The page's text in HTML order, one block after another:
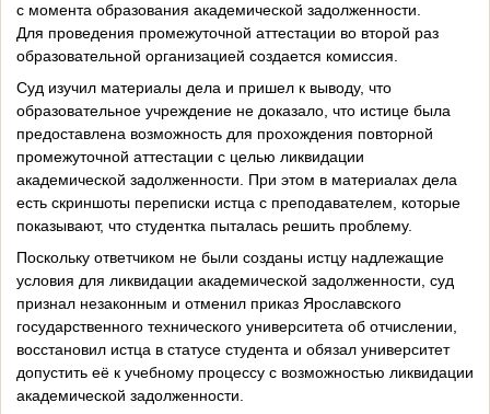
с момента образования академической задолженности.
Для проведения промежуточной аттестации во второй раз
образовательной организацией создается комиссия.
Суд изучил материалы дела и пришел к выводу, что
образовательное учреждение не доказало, что истице была
предоставлена возможность для прохождения повторной
промежуточной аттестации с целью ликвидации
академической задолженности. При этом в материалах дела
есть скриншоты переписки истца с преподавателем, которые
показывают, что студентка пыталась решить проблему.
Поскольку ответчиком не были созданы истцу надлежащие
условия для ликвидации академической задолженности, суд
признал незаконным и отменил приказ Ярославского
государственного технического университета об отчислении,
восстановил истца в статусе студента и обязал университет
допустить её к учебному процессу с возможностью ликвидации
академической задолженности.